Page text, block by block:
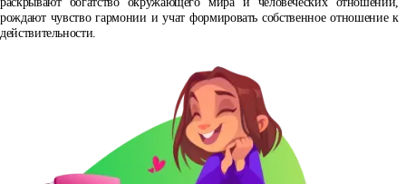
рождают чувство гармонии и учат формировать собственное отношение к
действительности.